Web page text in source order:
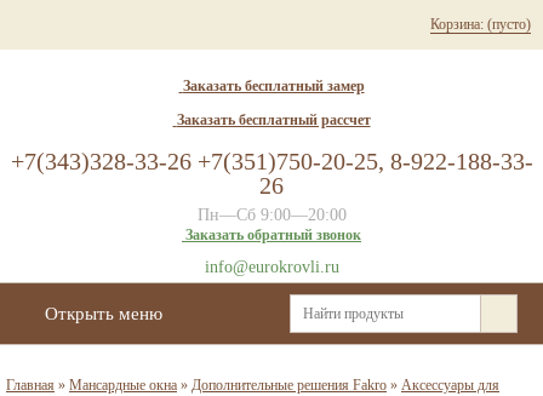
Корзина: (пусто)
Заказать бесплатный замер
Заказать бесплатный рассчет
+7(343)328-33-26 +7(351)750-20-25, 8-922-188-33-
26
Пн—Сб 9:00—20:00
Заказать обратный звонок
info@eurokrovli.ru
Открыть меню
Главная » Мансардные окна » Дополнительные решения Fakro » Аксессуары для